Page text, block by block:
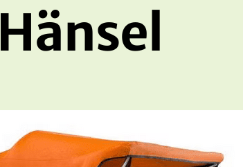
Hänsel